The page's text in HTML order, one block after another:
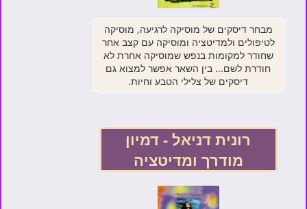
מבחר דיסקים של מוסיקה לרגיעה, מוסיקה
לטיפולים ולמדיטציה ומוסיקה עם קצב אחר
שחודר למקומות בנפש שמוסיקה אחרת לא
חודרת לשם... בין השאר אפשר למצוא גם
דיסקים של צלילי הטבע וחיות.
רונית דניאל - דמיון
מודרך ומדיטציה